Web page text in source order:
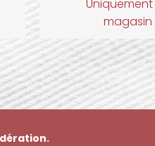
magasin